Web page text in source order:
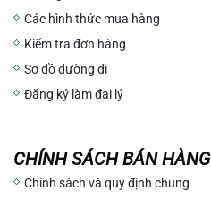
Các hình thức mua hàng
Kiểm tra đơn hàng
Sơ đồ đường đi
Đăng ký làm đại lý
CHÍNH SÁCH BÁN HÀNG
Chính sách và quy định chung